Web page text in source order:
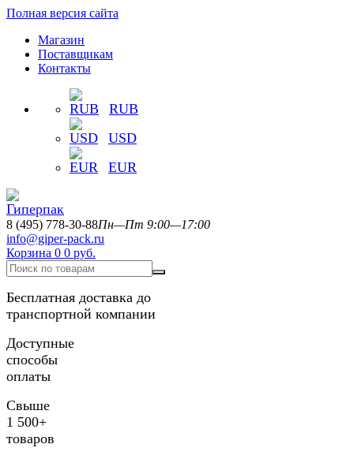
Полная версия сайта
Магазин
Поставщикам
Контакты
RUB
USD
EUR
8 (495) 778-30-88Пн—Пт 9:00—17:00
info@giper-pack.ru
Корзина 0 0 руб.
Бесплатная доставка до
транспортной компании
Доступные
способы
оплаты
Свыше
1 500+
товаров